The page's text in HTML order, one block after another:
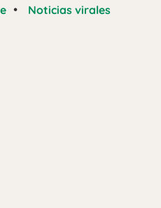
• Noticias virales